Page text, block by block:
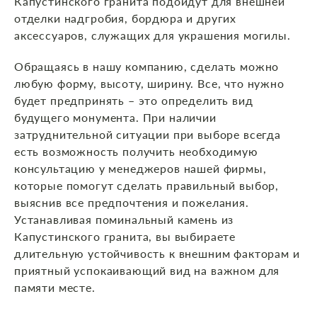
отделки надгробия, бордюра и других
аксессуаров, служащих для украшения могилы.
Обращаясь в нашу компанию, сделать можно
любую форму, высоту, ширину. Все, что нужно
будет предпринять – это определить вид
будущего монумента. При наличии
затруднительной ситуации при выборе всегда
есть возможность получить необходимую
консультацию у менеджеров нашей фирмы,
которые помогут сделать правильный выбор,
выяснив все предпочтения и пожелания.
Устанавливая поминальный камень из
Капустинского гранита, вы выбираете
длительную устойчивость к внешним факторам и
приятный успокаивающий вид на важном для
памяти месте.